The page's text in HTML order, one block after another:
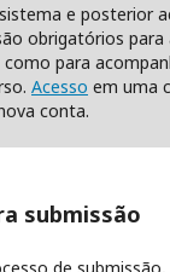
e posterior
obrigatórios para
para
Acesso em uma
conta.
submissão